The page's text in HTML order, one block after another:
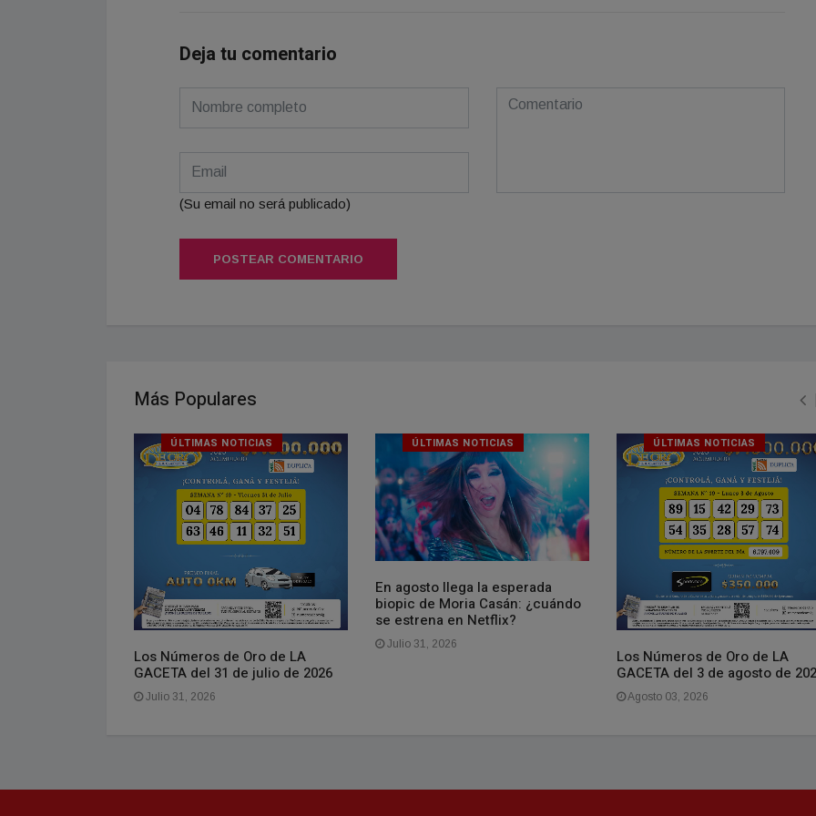
Deja tu comentario
(Su email no será publicado)
POSTEAR COMENTARIO
Más Populares
ÚLTIMAS NOTICIAS
Los Números de Oro de LA
GACETA del 31 de julio de 2026
Julio 31, 2026
ÚLTIMAS NOTICIAS
En agosto llega la esperada
biopic de Moria Casán: ¿cuándo
se estrena en Netflix?
Julio 31, 2026
ÚLTIMAS NOTICIAS
Los Números de Oro de LA
GACETA del 3 de agosto de
Agosto 03, 2026